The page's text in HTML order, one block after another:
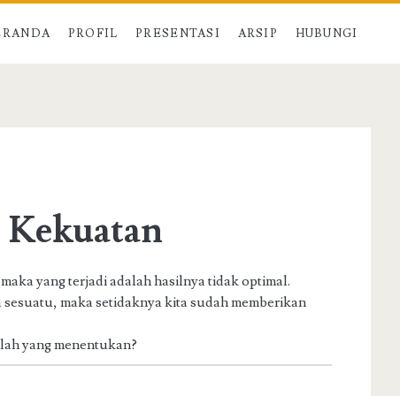
PROFIL PRESENTASI ARSIP HUBUNGI
yang terjadi adalah hasilnya tidak optimal.
maka setidaknya kita sudah memberikan
yang menentukan?